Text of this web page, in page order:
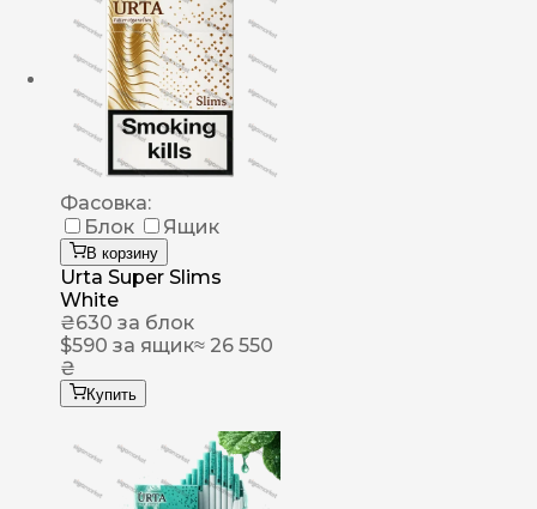
Фасовка:
Блок
Ящик
В корзину
Urta Super Slims
White
₴630 за блок
$590 за ящик≈ 26 550
₴
Купить